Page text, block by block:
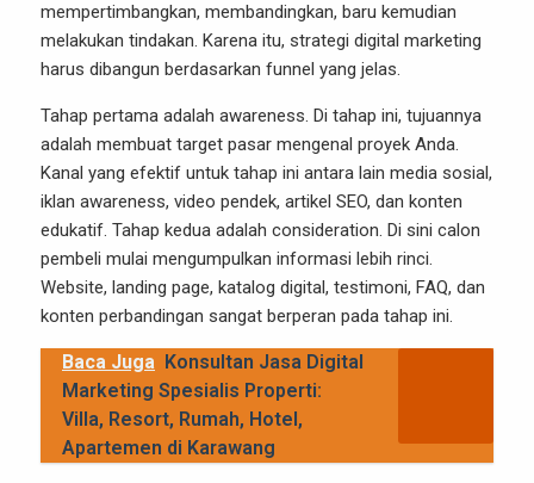
mempertimbangkan, membandingkan, baru kemudian
melakukan tindakan. Karena itu, strategi digital marketing
harus dibangun berdasarkan funnel yang jelas.
Tahap pertama adalah awareness. Di tahap ini, tujuannya
adalah membuat target pasar mengenal proyek Anda.
Kanal yang efektif untuk tahap ini antara lain media sosial,
iklan awareness, video pendek, artikel SEO, dan konten
edukatif. Tahap kedua adalah consideration. Di sini calon
pembeli mulai mengumpulkan informasi lebih rinci.
Website, landing page, katalog digital, testimoni, FAQ, dan
konten perbandingan sangat berperan pada tahap ini.
Baca Juga Konsultan Jasa Digital
Marketing Spesialis Properti:
Villa, Resort, Rumah, Hotel,
Apartemen di Karawang